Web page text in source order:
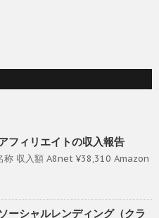
フィリエイトの収入報告
称 収入額 A8net ¥38,310 Amazon
ーシャルレンディング（クラ